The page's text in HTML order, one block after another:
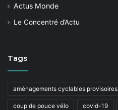
Actus Monde
Le Concentré d’Actu
Tags
aménagements cyclables provisoires
coup de pouce vélo covid-19